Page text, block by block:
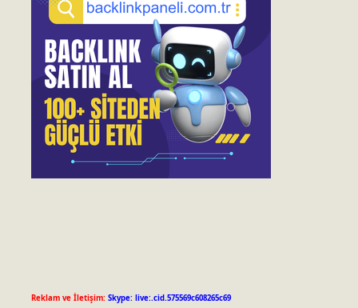
Reklam ve İletişim: Skype: live:.cid.575569c608265c69